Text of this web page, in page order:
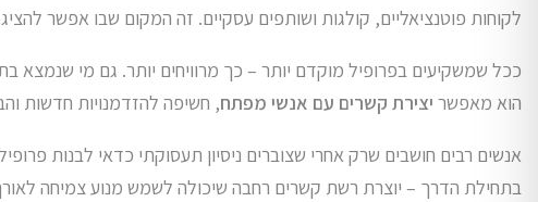
לקוחות פוטנציאליים, קולגות ושותפים עסקיים. זה המקום שבו אפשר
ככל שמשקיעים בפרופיל מוקדם יותר – כך מרוויחים יותר. גם מי שנמצא
הוא מאפשר יצירת קשרים עם אנשי מפתח, חשיפה להזדמנויות חדשות
אנשים רבים חושבים שרק אחרי שצוברים ניסיון תעסוקתי כדאי לבנות
בתחילת הדרך – יוצרת רשת קשרים רחבה שיכולה לשמש מנוע צמיחה